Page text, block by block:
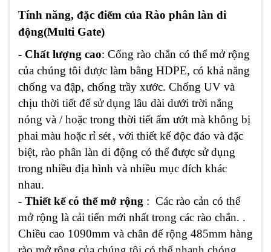
Tính năng, đặc điểm của Rào phân làn di
động(Multi Gate)
- Chất lượng cao: Cổng rào chắn có thể mở rộng
của chúng tôi được làm bằng HDPE, có khả năng
chống va đập, chống trầy xước. Chống UV và
chịu thời tiết để sử dụng lâu dài dưới trời nắng
nóng và / hoặc trong thời tiết ẩm ướt mà không bị
phai màu hoặc rỉ sét, với thiết kế độc đáo và đặc
biệt, rào phân làn di động có thể được sử dụng
trong nhiều địa hình và nhiều mục đích khác
nhau.
- Thiết kế có thể mở rộng : Các rào cản có thể
mở rộng là cải tiến mới nhất trong các rào chắn. .
Chiều cao 1090mm và chân đế rộng 485mm hàng